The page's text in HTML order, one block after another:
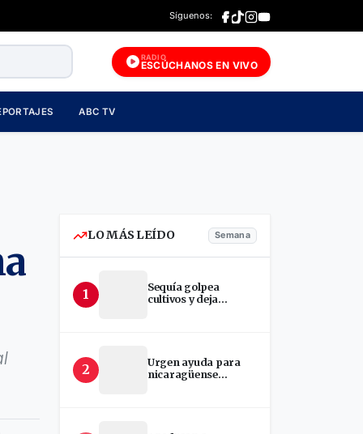
Síguenos:
RADIO
ESCÚCHANOS EN VIVO
ABC TV
LO MÁS LEÍDO Semana
1
Sequía golpea
cultivos y deja
2
Urgen ayuda para
nicaragüense